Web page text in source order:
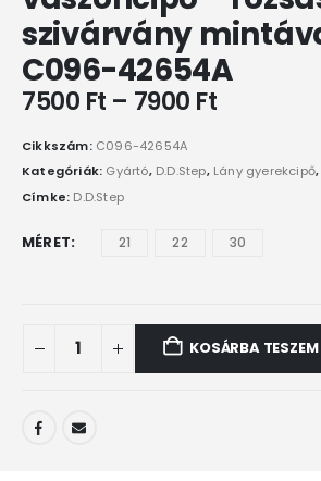
szivárvány
C096-42654A
7500 Ft – 7900 Ft
Cikkszám: C096-42654A
Kategóriák: Gyártó, D.D.Step, Lány gyerekcipő
Címke: D.D.Step
MÉRET 21 22 30
KOSÁRBA TESZEM